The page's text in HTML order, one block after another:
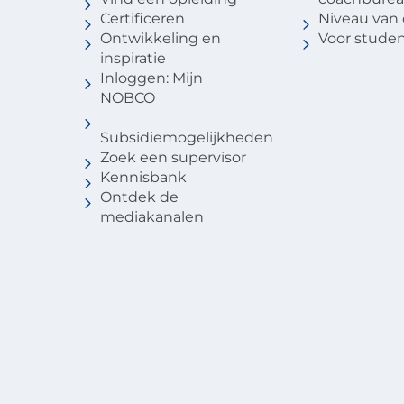
Certificeren
Ontwikkeling en
inspiratie
Inloggen: Mijn
NOBCO
Subsidiemogelijkheden
Zoek een supervisor
Kennisbank
Ontdek de
mediakanalen
Niveau van
Voor